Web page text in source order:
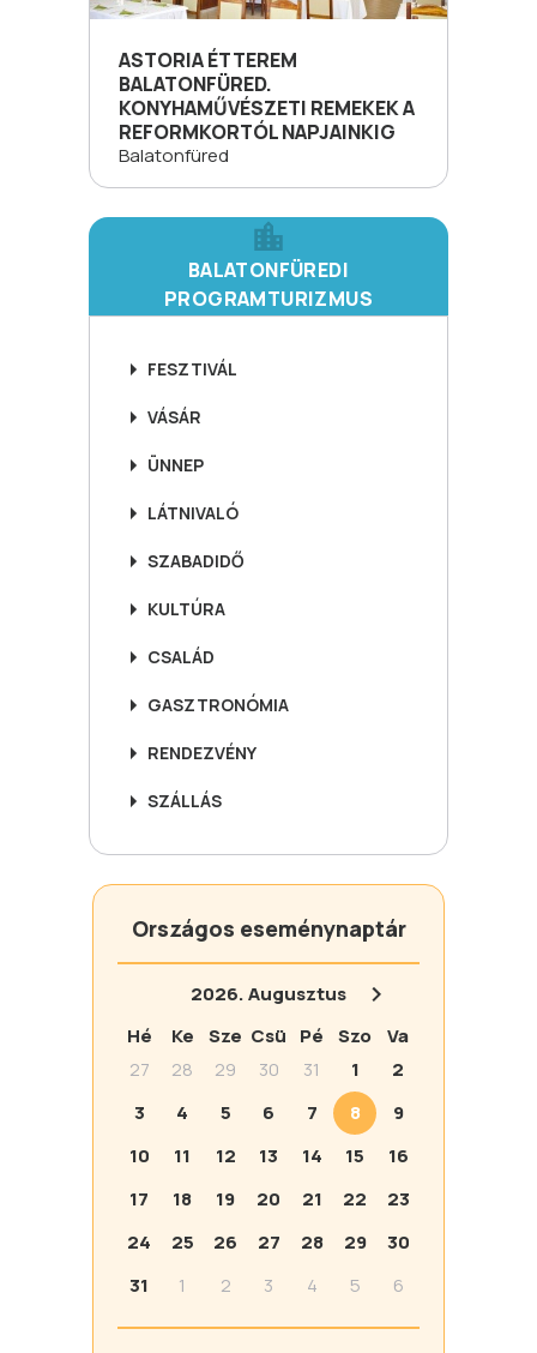
ASTORIA ÉTTEREM
BALATONFÜRED.
KONYHAMŰVÉSZETI REMEKEK A
REFORMKORTÓL NAPJAINKIG
Balatonfüred
BALATONFÜREDI
PROGRAMTURIZMUS
FESZTIVÁL
VÁSÁR
ÜNNEP
LÁTNIVALÓ
SZABADIDŐ
KULTÚRA
CSALÁD
GASZTRONÓMIA
RENDEZVÉNY
SZÁLLÁS
Országos eseménynaptár
2026.Augusztus
Hé
Ke Sze Csü Pé Szo
Va
27
28 29 30 31 1
2
3
4 5 6 7 8
9
10
11 12 13 14 15
16
17
18 19 20 21 22
23
24
25 26 27 28 29
30
31
1 2 3 4 5 6